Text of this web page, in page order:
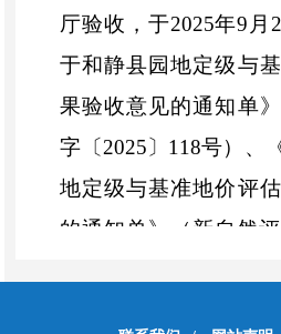
厅验收， 于2025年9 月 2
于和静县园地定级与
果验收意见的通知单》
字 〔2025 〕 118号） 、
地定级与基准地价评
的通知单》
（ 新自然